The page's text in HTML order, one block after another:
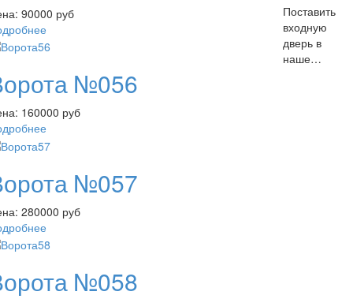
90000 руб
№056
160000 руб
№057
280000 руб
№058
Поставить
входную
дверь в
наше…